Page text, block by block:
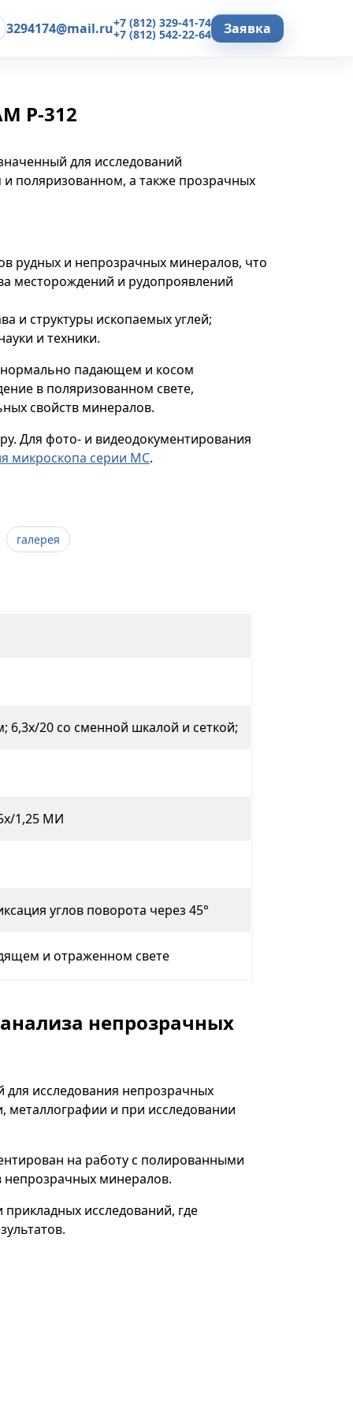
3294174@mail.ru+7 (812) 329-41-74
+7 (812) 542-22-64 Заявка
Р-312
для исследований
поляризованном, а также прозрачных
рудных и непрозрачных минералов, что
месторождений и рудопроявлений
и структуры ископаемых углей;
и техники.
падающем и косом
в поляризованном свете,
свойств минералов.
Для фото- и видеодокументирования
микроскопа серии МС.
галерея
6,3x/20 со сменной шкалой и сеткой;
1,25 МИ
углов поворота через 45°
и отраженном свете
непрозрачных
для исследования непрозрачных
металлографии и при исследовании
на работу с полированными
непрозрачных минералов.
исследований, где